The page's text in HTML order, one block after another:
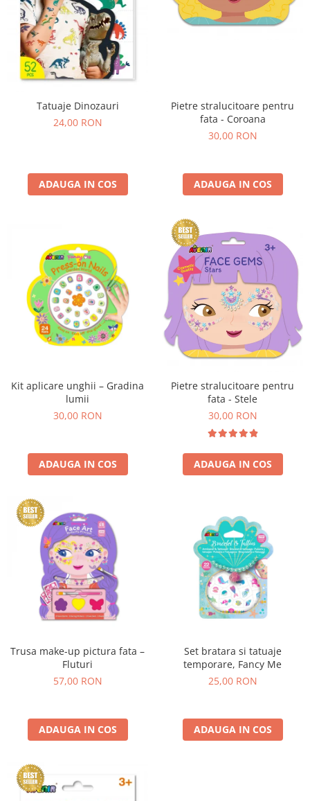
Tatuaje Dinozauri
24,00 RON
ADAUGA IN COS
Pietre stralucitoare pentru
fata - Coroana
30,00 RON
ADAUGA IN COS
Kit aplicare unghii – Gradina
lumii
30,00 RON
ADAUGA IN COS
Pietre stralucitoare pentru
fata - Stele
30,00 RON
ADAUGA IN COS
Trusa make-up pictura fata –
Fluturi
57,00 RON
ADAUGA IN COS
Set bratara si tatuaje
temporare, Fancy Me
25,00 RON
ADAUGA IN COS